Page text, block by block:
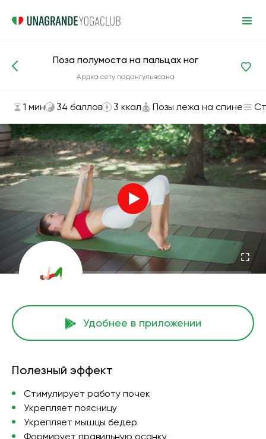
Асаны и упражнения
Поза полумоста на пальцах ног
Ардха сету падангульясана
1 мин 34 баллов 3 ккал Позы лежа на спине
Удобнее в приложении
Полезный эффект
Стимулирует работу почек
Укрепляет поясницу
Укрепляет мышцы бедер
Формирует правильную осанку